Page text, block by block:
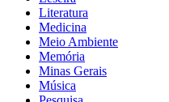
Literatura
Medicina
Meio Ambiente
Memória
Minas Gerais
Música